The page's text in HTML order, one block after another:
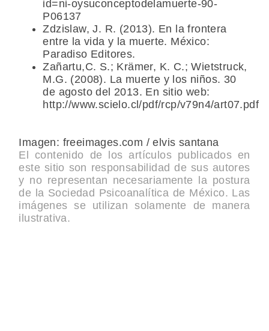
id=ni-oysuconceptodelamuerte-90-
P06137
Zdzislaw, J. R. (2013). En la frontera
entre la vida y la muerte. México:
Paradiso Editores.
Zañartu,C. S.; Krämer, K. C.; Wietstruck,
M.G. (2008). La muerte y los niños. 30
de agosto del 2013. En sitio web:
http://www.scielo.cl/pdf/rcp/v79n4/art07.pdf
Imagen: freeimages.com / elvis santana
El contenido de los artículos publicados en
este sitio son responsabilidad de sus autores
y no representan necesariamente la postura
de la Sociedad Psicoanalítica de México. Las
imágenes se utilizan solamente de manera
ilustrativa.